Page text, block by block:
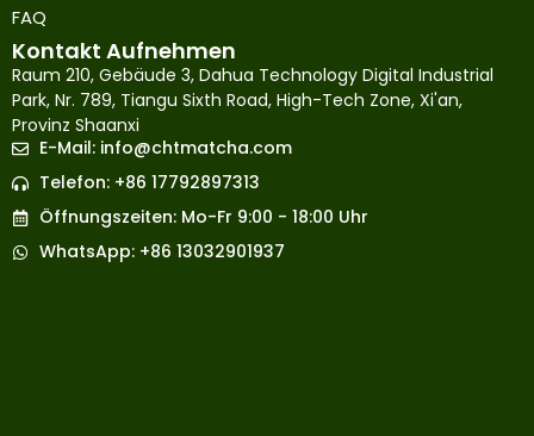
FAQ
Kontakt Aufnehmen
Raum 210, Gebäude 3, Dahua Technology Digital Industrial
Park, Nr. 789, Tiangu Sixth Road, High-Tech Zone, Xi'an,
Provinz Shaanxi
E-Mail: info@chtmatcha.com
Telefon: +86 17792897313
Öffnungszeiten: Mo-Fr 9:00 - 18:00 Uhr
WhatsApp: +86 13032901937
Russian
French
Japanese